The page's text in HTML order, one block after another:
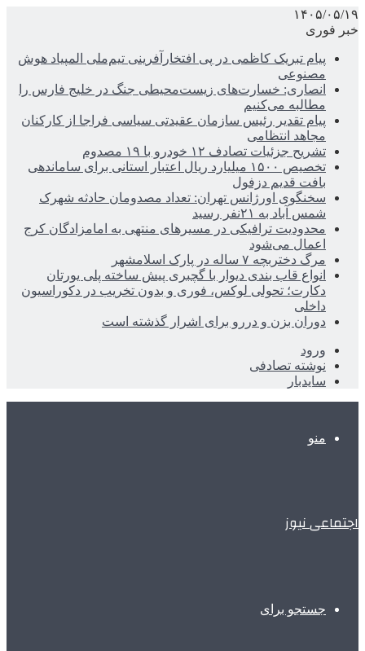
۱۴۰۵/۰۵/۱۹
خبر فوری
پیام تبریک کاظمی در پی افتخارآفرینی تیم‌ملی المپیاد هوش
مصنوعی
انصاری: خسارت‌های زیست‌محیطی جنگ در خلیج فارس را
مطالبه‌ می‌کنیم
پیام تقدیر رئیس سازمان عقیدتی سیاسی فراجا از کارکنان
مجاهد انتظامی
تشریح جزئیات تصادف ۱۲ خودرو با ۱۹ مصدوم
تخصیص ۱۵۰۰ میلیارد ریال اعتبار استانی برای ساماندهی
بافت قدیم دزفول
سخنگوی اورژانس تهران: تعداد مصدومان حادثه شهرک
شمس آباد به ۲۱نفر رسید
محدودیت ترافیکی در مسیرهای منتهی به امامزادگان کرج
اعمال می‌شود
مرگ دختربچه ۷ ساله در پارک اسلامشهر
انواع قاب بندی دیوار با گچبری پیش ساخته پلی یورتان
دکارت؛ تحولی لوکس، فوری و بدون تخریب در دکوراسیون
داخلی
دوران بزن و دررو برای اشرار گذشته است
ورود
نوشته تصادفی
سایدبار
منو
اجتماعی نیوز
جستجو برای